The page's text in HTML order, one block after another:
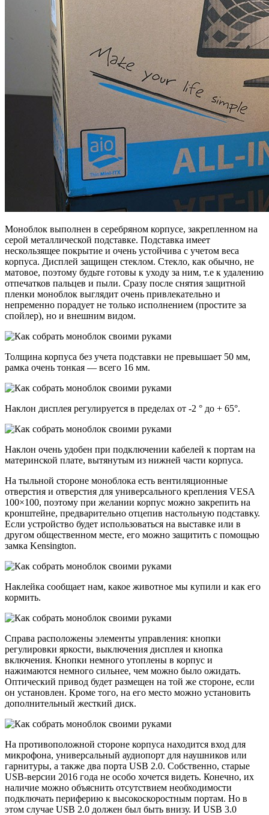
Моноблок выполнен в серебряном корпусе, закрепленном на
серой металлической подставке. Подставка имеет
нескользящее покрытие и очень устойчива с учетом веса
корпуса. Дисплей защищен стеклом. Стекло, как обычно, не
матовое, поэтому будьте готовы к уходу за ним, т.е к удалению
отпечатков пальцев и пыли. Сразу после снятия защитной
пленки моноблок выглядит очень привлекательно и
непременно порадует не только исполнением (простите за
спойлер), но и внешним видом.
Толщина корпуса без учета подставки не превышает 50 мм,
рамка очень тонкая — всего 16 мм.
Наклон дисплея регулируется в пределах от -2 ° до + 65°.
Наклон очень удобен при подключении кабелей к портам на
материнской плате, вытянутым из нижней части корпуса.
На тыльной стороне моноблока есть вентиляционные
отверстия и отверстия для универсального крепления VESA
100×100, поэтому при желании корпус можно закрепить на
кронштейне, предварительно отцепив настольную подставку.
Если устройство будет использоваться на выставке или в
другом общественном месте, его можно защитить с помощью
замка Kensington.
Наклейка сообщает нам, какое животное мы купили и как его
кормить.
Справа расположены элементы управления: кнопки
регулировки яркости, выключения дисплея и кнопка
включения. Кнопки немного утоплены в корпус и
нажимаются немного сильнее, чем можно было ожидать.
Оптический привод будет размещен на той же стороне, если
он установлен. Кроме того, на его место можно установить
дополнительный жесткий диск.
На противоположной стороне корпуса находится вход для
микрофона, универсальный аудиопорт для наушников или
гарнитуры, а также два порта USB 2.0. Собственно, старые
USB-версии 2016 года не особо хочется видеть. Конечно, их
наличие можно объяснить отсутствием необходимости
подключать периферию к высокоскоростным портам. Но в
этом случае USB 2.0 должен был быть внизу. И USB 3.0